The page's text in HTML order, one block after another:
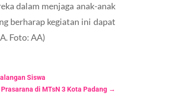
dalam menjaga anak-anak
berharap kegiatan ini dapat
Foto: AA)
Siswa
di MTsN 3 Kota Padang→